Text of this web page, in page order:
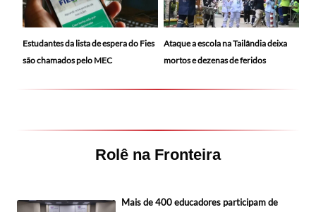
Estudantes da lista de espera do Fies
são chamados pelo MEC
Ataque a escola na Tailândia deixa
mortos e dezenas de feridos
Rolê na Fronteira
Mais de 400 educadores participam de